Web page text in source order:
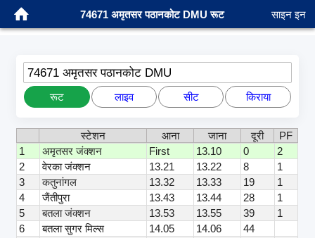
74671 अमृतसर पठानकोट DMU रूट साइन इन
74671 अमृतसर पठानकोट DMU
रूट लाइव सीट किराया
स्टेशन आना जाना दूरी
PF
1
अमृतसर जंक्शन First 13.10 0
2
2
वेरका जंक्शन 13.21 13.22 8
1
3
कतुनांगल 13.32 13.33 19
1
4
जैंतीपुरा 13.43 13.44 28
1
5
बतला जंक्शन 13.53 13.55 39
1
6
बतला सुगर मिल्स 14.05 14.06
44